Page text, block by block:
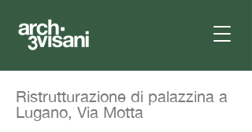
Ristrutturazione di palazzina a
Lugano, Via Motta